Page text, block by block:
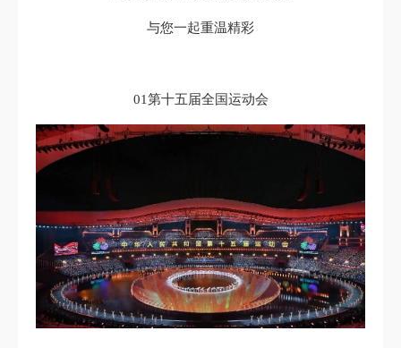
与您一起重温精彩
01第十五届全国运动会